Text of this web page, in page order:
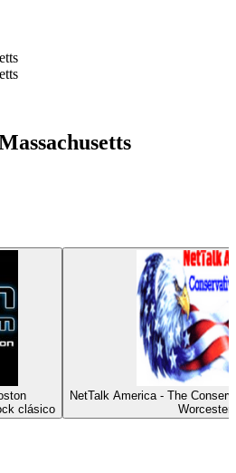
clásico
NetTalk America - The
Worcester